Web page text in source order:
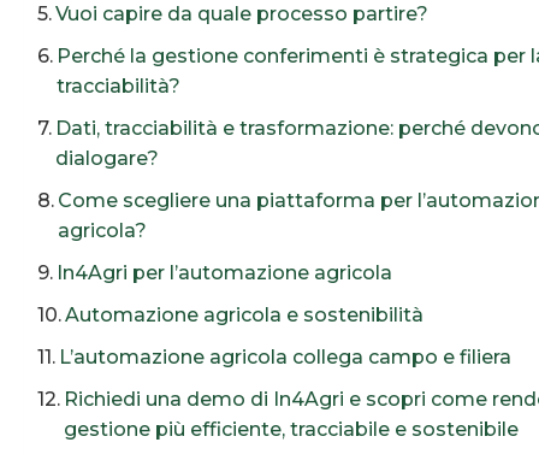
Vuoi capire da quale processo partire?
Perché la gestione conferimenti è strategica per
tracciabilità?
Dati, tracciabilità e trasformazione: perché
dialogare?
Come scegliere una piattaforma per
agricola?
In4Agri per l’automazione agricola
Automazione agricola e sostenibilità
L’automazione agricola collega campo e filiera
Richiedi una demo di In4Agri e scopri come
gestione più efficiente, tracciabile e sostenibile